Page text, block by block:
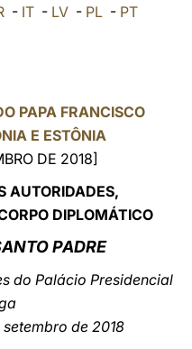
العربيّة - IT - LV - PL - PT
PAPA FRANCISCO
E ESTÔNIA
DE 2018]
AUTORIDADES,
DIPLOMÁTICO
PADRE
do Palácio Presidencial
de 2018